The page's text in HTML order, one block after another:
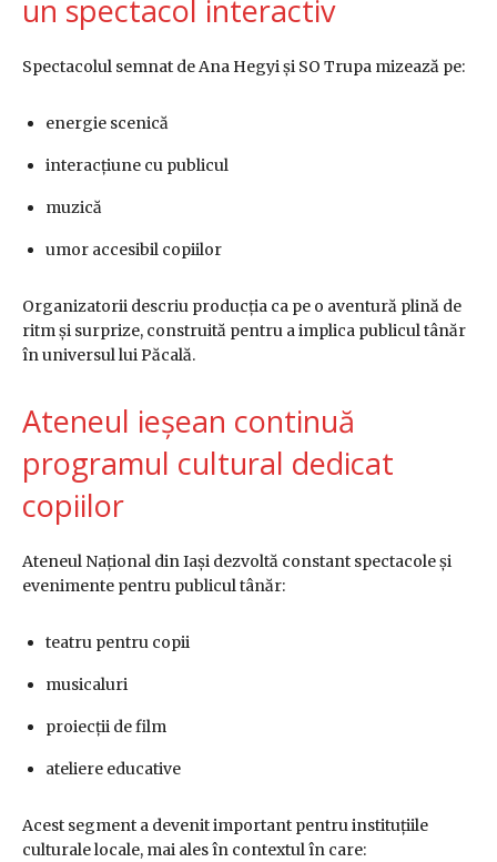
un spectacol interactiv
Spectacolul semnat deAna Hegyiși SO Trupa mizează pe:
energie scenică
interacțiune cu publicul
muzică
umor accesibil copiilor
Organizatorii descriu producția ca pe o aventură plină de
ritm și surprize, construită pentru a implica publicul tânăr
în universul lui Păcală.
Ateneul ieșean continuă
programul cultural dedicat
copiilor
Ateneul Național din Iași dezvoltă constant spectacole și
evenimente pentru publicul tânăr:
teatru pentru copii
musicaluri
proiecții de film
ateliere educative
Acest segment a devenit important pentru instituțiile
culturale locale, mai ales în contextul în care: